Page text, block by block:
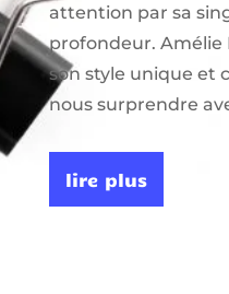
attention par sa
profondeur. Amélie
son style unique et
nous surprendre
lire plus